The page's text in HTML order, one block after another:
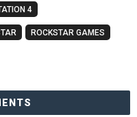
4
ROCKSTAR GAMES